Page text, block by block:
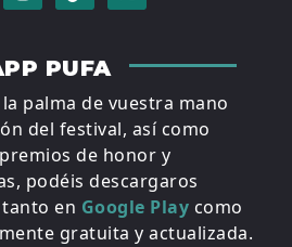
PUFA
palma de vuestra mano
del festival, así como
de honor y
podéis descargaros
en Google Play como
gratuita y actualizada.